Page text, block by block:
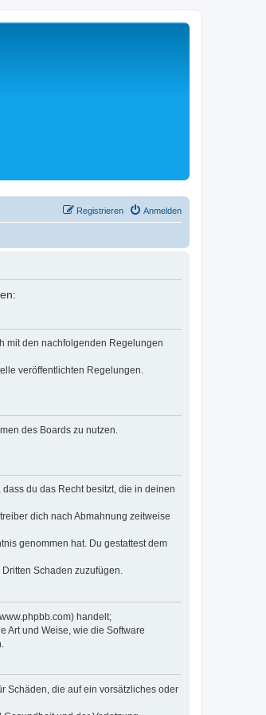
Anmelden
Registrieren
mit den nachfolgenden Regelungen
veröffentlichten Regelungen.
des Boards zu nutzen.
du das Recht besitzt, die in deinen
dich nach Abmahnung zeitweise
genommen hat. Du gestattest dem
Schaden zuzufügen.
handelt;
Art und Weise, wie die Software
Schäden, die auf ein vorsätzliches oder